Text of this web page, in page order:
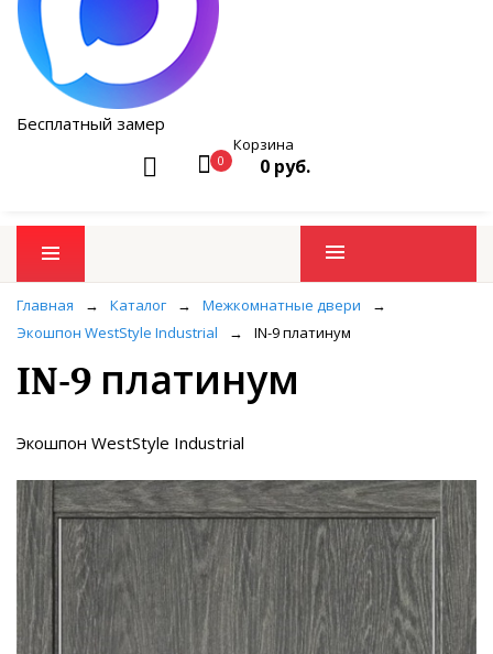
Бесплатный замер
0
Корзина
0 руб.
Промо товары
Главная → Каталог → Межкомнатные двери
→
Экошпон WestStyle Industrial
→ IN-9 платинум
IN-9 платинум
Экошпон WestStyle Industrial